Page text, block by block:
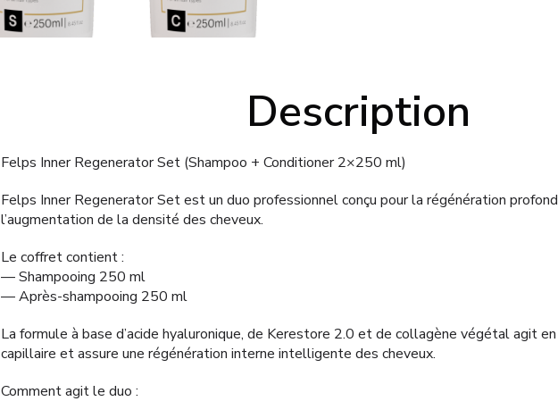
Description
Felps Inner Regenerator Set (Shampoo + Conditioner 2×250 ml)
Felps Inner Regenerator Set est un duo professionnel conçu pour la régénération
l’augmentation de la densité des cheveux.
Le coffret contient :
— Shampooing 250 ml
— Après-shampooing 250 ml
La formule à base d’acide hyaluronique, de Kerestore 2.0 et de collagène végétal agit
capillaire et assure une régénération interne intelligente des cheveux.
Comment agit le duo :